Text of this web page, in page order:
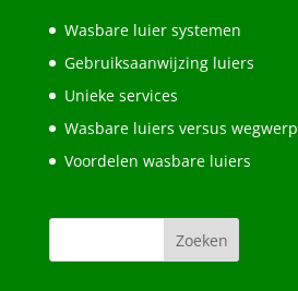
Wasbare luier systemen
Gebruiksaanwijzing luiers
Unieke services
Wasbare luiers versus wegwerp
Voordelen wasbare luiers